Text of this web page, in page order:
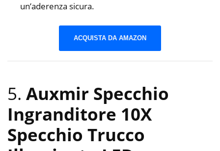
un’aderenza sicura.
ACQUISTA DA AMAZON
5. Auxmir Specchio
Ingranditore 10X
Specchio Trucco